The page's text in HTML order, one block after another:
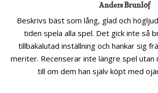
Anders Brunlöf
Beskrivs bäst som lång, glad och
tiden spela alla spel. Det gick inte så
tillbakalutad inställning och hankar sig
meriter. Recenserar inte längre spel
till om dem han själv köpt med